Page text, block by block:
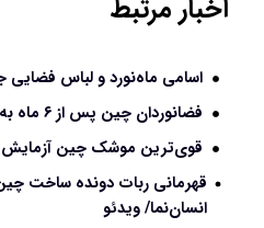
اخبار مرتبط
اسامی ماه‌نورد و لباس فضایی
فضانوردان چین پس از ۶ ماه به زمین بازگشتند/ ویدئو
قوی‌ترین موشک چین
قهرمانی ربات دونده ساخت
انسان‌نما/ ویدئو